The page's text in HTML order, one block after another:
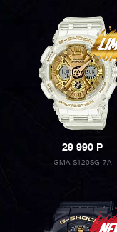
29 990P
GMA-S120SG-7A